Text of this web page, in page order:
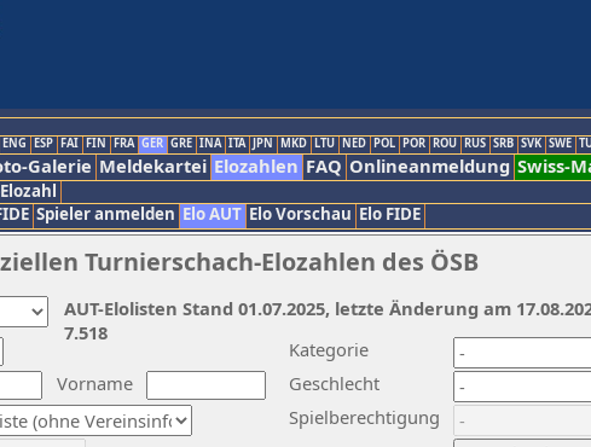
ENG ESP FAI FIN FRA GER GRE INA ITA JPN MKD LTU NED POL POR ROU RUS SRB SVK SWE
Galerie Meldekartei Elozahlen FAQ Onlineanmeldung Swiss-
Spieler anmelden Elo AUT Elo Vorschau Elo FIDE
Turnierschach-Elozahlen des ÖSB
Vorname
Kategorie
Geschlecht
Spielberechtigung
AUT-Elolisten Stand 01.07.2025, letzte Änderung am
7.518